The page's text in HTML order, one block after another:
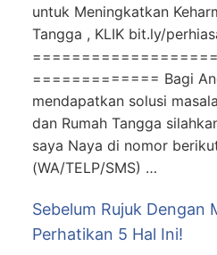
untuk Meningkatkan
Tangga , KLIK bit.ly/
============= Bagi
mendapatkan solusi
dan Rumah Tangga
saya Naya di nomor
(WA/TELP/SMS) …
Sebelum Rujuk Dengan
Perhatikan 5 Hal Ini!